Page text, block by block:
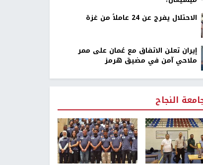
الاحتلال يفرج عن 24 عاملاً من غزة
إيران تعلن الاتفاق مع عُمان على ممر
ملاحي آمن في مضيق هرمز
النجاح